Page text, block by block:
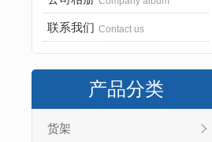
联系我们 Contact us
产品分类
货架